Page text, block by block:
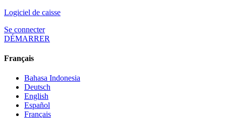
Logiciel de caisse
Se connecter
DÉMARRER
Français
Bahasa Indonesia
Deutsch
English
Español
Français